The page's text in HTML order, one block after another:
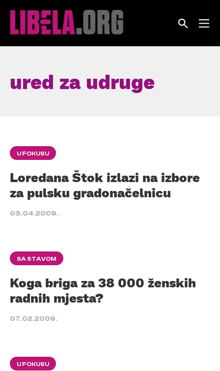
ured za udruge
U FOKUSU
Loredana Štok izlazi na izbore
za pulsku gradonačelnicu
03.04.2009.
SA STAVOM
Koga briga za 38 000 ženskih
radnih mjesta?
07.02.2009.
U FOKUSU